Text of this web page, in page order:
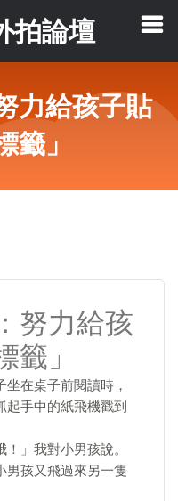
拍論壇
力給孩子貼
籤」
努力給孩
」
在桌子前閱讀時，
手中的紙飛機戳到
！」我對小男孩說。
男孩又飛過來另一隻